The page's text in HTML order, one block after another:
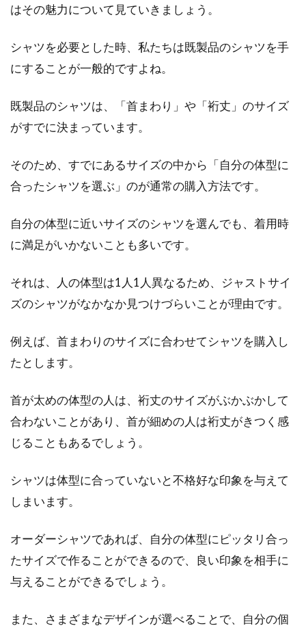
メンズコーデにおけるトップスとボ
世のお洒落メンズの方々は、コーデにおけるト
ップスとボトムスの色使いをどのようにされて
コート＋パーカー＋マフラーのあた
たかコーデはダサくない！
で、コーデの主役となるアイテムたちです。し
かし、...
ストールはレディースの春コーデに
特...
と靴下を合わせてみよう！
と難しいと思われているようです。特にスカー
「テーパードパンツ」のおしゃれコ
はその魅力について見ていきましょう。
シャツを必要とした時、私たちは既製品のシャツを手
にすることが一般的ですよね。
既製品のシャツは、「首まわり」や「裄丈」のサイズ
がすでに決まっています。
そのため、すでにあるサイズの中から「自分の体型に
合ったシャツを選ぶ」のが通常の購入方法です。
自分の体型に近いサイズのシャツを選んでも、着用時
に満足がいかないことも多いです。
それは、人の体型は1人1人異なるため、ジャストサイ
ズのシャツがなかなか見つけづらいことが理由です。
例えば、首まわりのサイズに合わせてシャツを購入し
たとします。
首が太めの体型の人は、裄丈のサイズがぶかぶかして
合わないことがあり、首が細めの人は裄丈がきつく感
じることもあるでしょう。
シャツは体型に合っていないと不格好な印象を与えて
しまいます。
オーダーシャツであれば、自分の体型にピッタリ合っ
たサイズで作ることができるので、良い印象を相手に
与えることができるでしょう。
また、さまざまなデザインが選べることで、自分の個